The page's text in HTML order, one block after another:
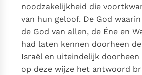
noodzakelijkheid die
van hun geloof. De God
de God van allen, de Éne en
had laten kennen doorheen
Israël en uiteindelijk doorheen
op deze wijze het antwoord